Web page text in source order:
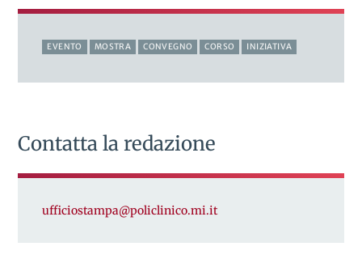
EVENTO MOSTRA CONVEGNO CORSO INIZIATIVA
Contatta la redazione
ufficiostampa@policlinico.mi.it